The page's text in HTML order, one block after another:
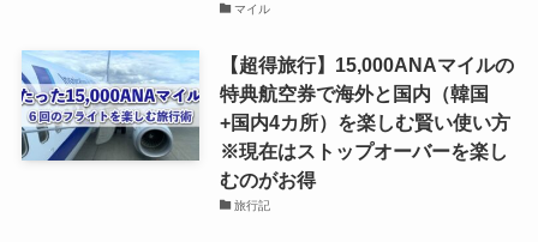
マイル
【超得旅行】15,000ANAマイルの
特典航空券で海外と国内（韓国
+国内4カ所）を楽しむ賢い使い方
※現在はストップオーバーを楽し
むのがお得
旅行記